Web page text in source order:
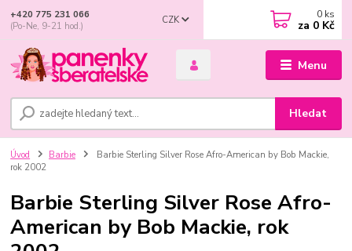
Menu
CZK
Hledat
+420 775 231 066
(Po-Ne, 9-21 hod.)
0 ks
za 0 Kč
Úvod Barbie
Barbie Sterling Silver Rose Afro-American by Bob Mackie,
rok 2002
Barbie Sterling Silver Rose Afro-
American by Bob Mackie, rok